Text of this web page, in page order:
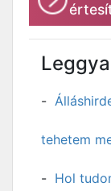
tehetem
Hol